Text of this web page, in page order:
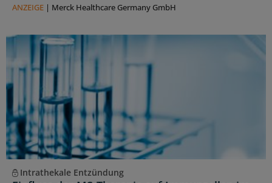
ANZEIGE | Merck Healthcare Germany GmbH
Intrathekale Entzündung